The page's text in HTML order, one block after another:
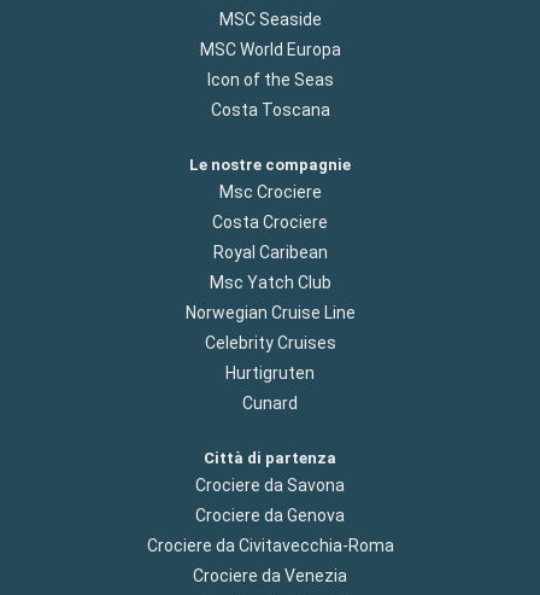
MSC Seaside
MSC World Europa
Icon of the Seas
Costa Toscana
Le nostre compagnie
Msc Crociere
Costa Crociere
Royal Caribean
Msc Yatch Club
Norwegian Cruise Line
Celebrity Cruises
Hurtigruten
Cunard
Città di partenza
Crociere da Savona
Crociere da Genova
Crociere da Civitavecchia-Roma
Crociere da Venezia